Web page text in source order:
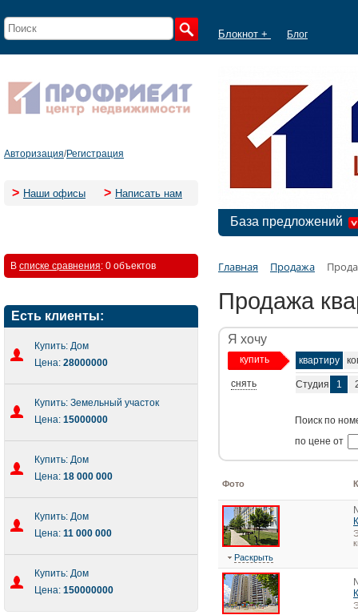
Блокнот + Блог
Авторизация/Регистрация
> Наши офисы > Написать нам
База предложений
В списке сравнения: 0 объектов
Есть клиенты:
Купить: Дом
Цена: 28000000
Купить: Земельный участок
Цена: 15000000
Купить: Дом
Цена: 18 000 000
Купить: Дом
Цена: 11 000 000
Купить: Дом
Цена: 150000000
Главная Продажа
Продажа
Я хочу
купить
снять
квартиру
Студия 1
Поиск по
по цене от
Фото
Раскрыть